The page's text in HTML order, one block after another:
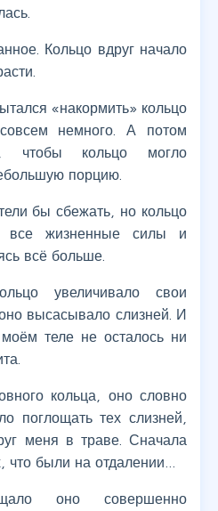
Кольцо вдруг начало
«накормить» кольцо
немного. А потом
чтобы кольцо могло
порцию.
бы сбежать, но кольцо
все жизненные силы и
всё больше.
увеличивало свои
высасывало слизней. И
теле не осталось ни
кольца, оно словно
поглощать тех слизней,
меня в траве. Сначала
были на отдалении…
оно совершенно